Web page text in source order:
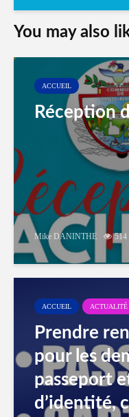
You may also
ACCUEIL
Réception
Mike DANINTHE 514
ACCUEIL ACTUALITÉ
Prendre
pour les
passeport
d’identité,